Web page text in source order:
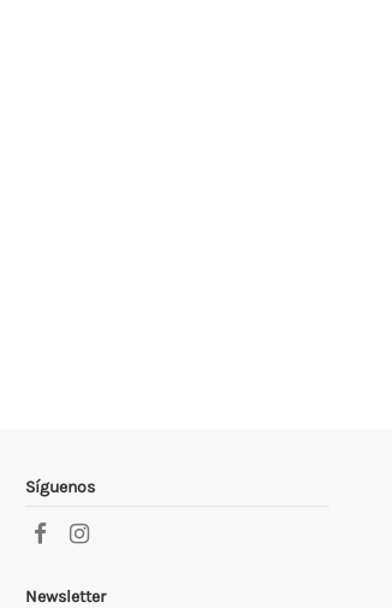
Síguenos
Newsletter